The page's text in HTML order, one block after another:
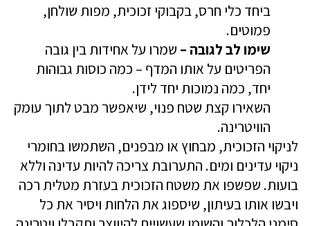
ביחד כלי חרס, בקבוקי זכוכית, מפות שולחן,
פמוטים.
שימו לב לגובה – שמרו על אחידות בין גובה
הפריטים על אותו המדף – כמה כוסות גבוהות
יחד, כמה נמוכות יחד לידן.
השאירו קצת שטח פנוי, שיאפשר מבט לתוך עומק
הוויטרינה.
לניקוי הזכוכית, מבחוץ או מבפנים, השתמשו בחומרי
ניקוי עדינים ומים. התערובת צריכה להיות עדינה וללא
בועות. שפשפו את משטח הזכוכית בעזרת מטלית רכה
ויבשו אותו בעיתון, שיספוג את הלחות ויסיר את כל